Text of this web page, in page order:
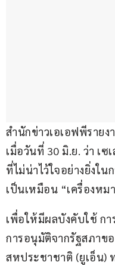
สำนักข่าวเอเอฟพีรายง
เมื่อวันที่ 30 มิ.ย. ว่า เซ
ที่ไม่น่าไว้ใจอย่างยิ่งใ
เป็นเหมือน “เครื่องหม
เพื่อให้มีผลบังคับใช้ กา
การอนุมัติจากรัฐสภาข
สหประชาชาติ (ยูเอ็น)